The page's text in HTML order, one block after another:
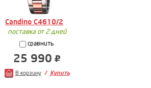
Candino C4610/2
поставка от 2 дней
сравнить
25 990
В корзину Купить